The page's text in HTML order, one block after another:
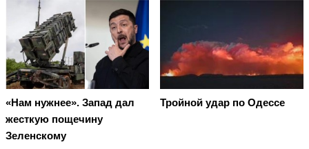
«Нам нужнее». Запад дал
жесткую пощечину
Зеленскому
Тройной удар по Одессe